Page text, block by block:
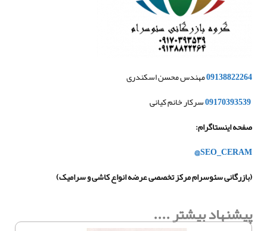
09138822264مهندس محسن اسکندری
09170393539سرکار خانم کیانی
صفحه اینستاگرام:
SEO_CERAM@
(بازرگانی سئوسرام مرکز تخصصی عرضه انواع کاشی و سرامیک)
پیشنهاد بیشتر ....